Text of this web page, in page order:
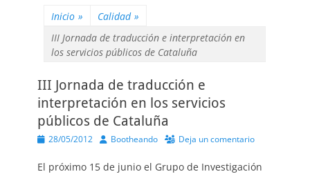
Inicio » Calidad »
III Jornada de traducción e interpretación en
los servicios públicos de Cataluña
III Jornada de traducción e
interpretación en los servicios
públicos de Cataluña
Publicado
28/05/2012 AutorBootheando Deja un comentario
El próximo 15 de junio el Grupo de Investigación